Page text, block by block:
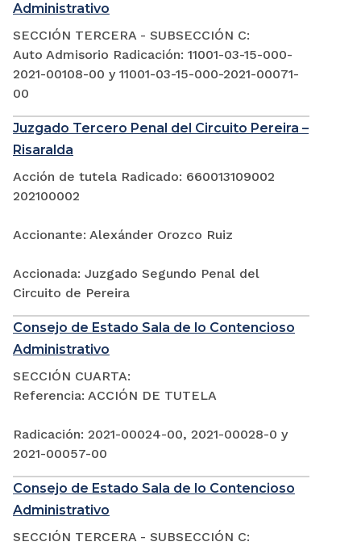
Administrativo
SECCIÓN TERCERA - SUBSECCIÓN C:
Auto Admisorio Radicación: 11001-03-15-000-
2021-00108-00 y 11001-03-15-000-2021-00071-
00
Juzgado Tercero Penal del Circuito Pereira –
Risaralda
Acción de tutela Radicado: 660013109002
202100002
Accionante: Alexánder Orozco Ruiz
Accionada: Juzgado Segundo Penal del
Circuito de Pereira
Consejo de Estado Sala de lo Contencioso
Administrativo
SECCIÓN CUARTA:
Referencia: ACCIÓN DE TUTELA
Radicación: 2021-00024-00, 2021-00028-0 y
2021-00057-00
Consejo de Estado Sala de lo Contencioso
Administrativo
SECCIÓN TERCERA - SUBSECCIÓN C: